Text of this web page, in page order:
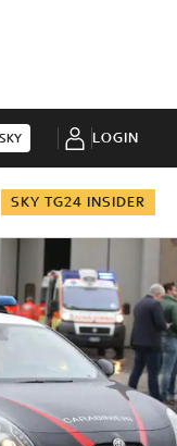
LOGIN
SKY TG24 INSIDER